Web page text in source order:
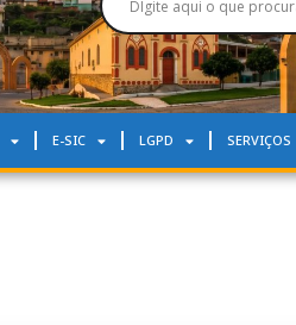
E-SIC LGPD SERVIÇOS